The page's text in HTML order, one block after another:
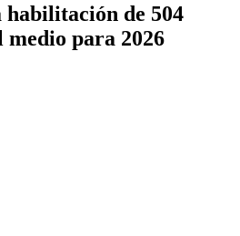
de 504
para 2026